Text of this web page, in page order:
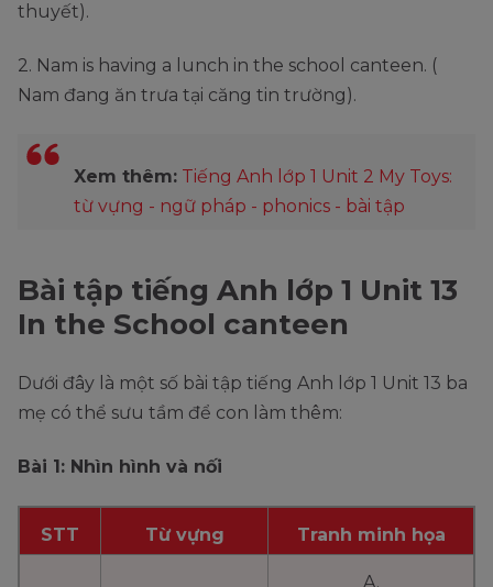
thuyết).
2. Nam is having a lunch in the school canteen. (
Nam đang ăn trưa tại căng tin trường).
Xem thêm: Tiếng Anh lớp 1 Unit 2 My Toys:
từ vựng - ngữ pháp - phonics - bài tập
Bài tập tiếng Anh lớp 1 Unit 13
In the School canteen
Dưới đây là một số bài tập tiếng Anh lớp 1 Unit 13 ba
mẹ có thể sưu tầm để con làm thêm:
Bài 1: Nhìn hình và nối
STT Từ vựng Tranh minh họa
A.